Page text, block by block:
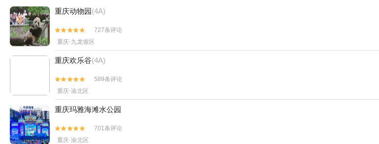
重庆动物园(4A)


727条评论
重庆·九龙坡区
重庆欢乐谷(4A)


589条评论
重庆·渝北区
重庆玛雅海滩水公园


701条评论
重庆·渝北区